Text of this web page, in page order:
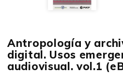
Antropología y
digital. Usos
audiovisual. vol.1